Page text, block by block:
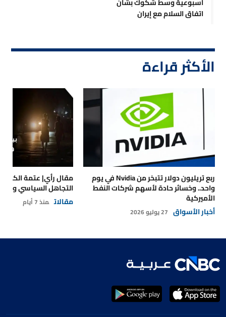
اتفاق السلام مع إيران
الأكثر قراءة
ربع تريليون دولار تتبخر من Nvidia في يوم
واحد.. وخسائر حادة لأسهم شركات النفط
الأميركية
أخبار الأسواق 27 يوليو 2026
مقال رأي| عتمة
التجاهل السياسي
مقالات منذ 7 أيام